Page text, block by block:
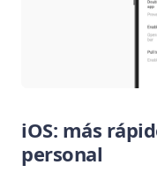
iOS: más
personal